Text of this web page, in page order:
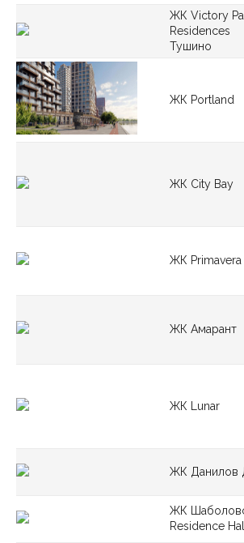
ЖК Victory
Residences
Тушино
ЖК Portland
ЖК City Bay
ЖК Primavera
ЖК Амарант
ЖК Lunar
ЖК Данилов
ЖК
Residence Hall